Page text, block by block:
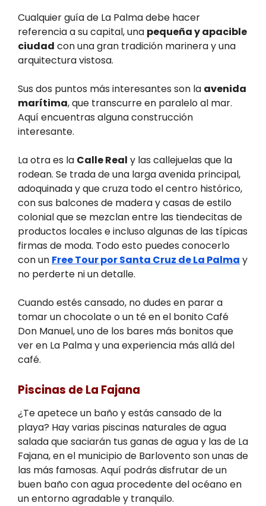
Cualquier guía de La Palma debe hacer
referencia a su capital, una pequeña y apacible
ciudad con una gran tradición marinera y una
arquitectura vistosa.
Sus dos puntos más interesantes son la avenida
marítima, que transcurre en paralelo al mar.
Aquí encuentras alguna construcción
interesante.
La otra es la Calle Real y las callejuelas que la
rodean. Se trada de una larga avenida principal,
adoquinada y que cruza todo el centro histórico,
con sus balcones de madera y casas de estilo
colonial que se mezclan entre las tiendecitas de
productos locales e incluso algunas de las típicas
firmas de moda. Todo esto puedes conocerlo
con un Free Tour por Santa Cruz de La Palma y
no perderte ni un detalle.
Cuando estés cansado, no dudes en parar a
tomar un chocolate o un té en el bonito Café
Don Manuel, uno de los bares más bonitos que
ver en La Palma y una experiencia más allá del
café.
Piscinas de La Fajana
¿Te apetece un baño y estás cansado de la
playa? Hay varias piscinas naturales de agua
salada que saciarán tus ganas de agua y las de La
Fajana, en el municipio de Barlovento son unas de
las más famosas. Aquí podrás disfrutar de un
buen baño con agua procedente del océano en
un entorno agradable y tranquilo.